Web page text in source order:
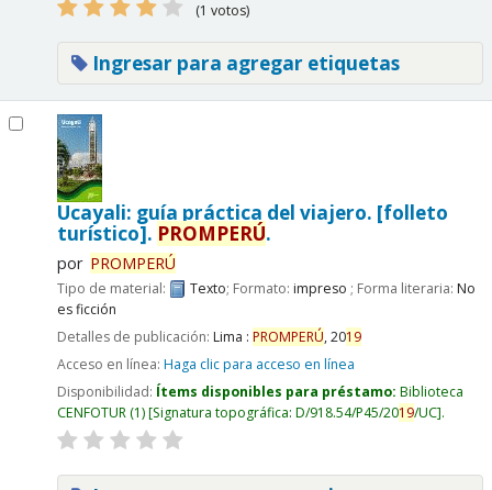
(1 votos)
Ingresar para agregar etiquetas
Ucayali: guía práctica del viajero. [folleto
turístico]. PROMPERÚ.
por PROMPERÚ
Tipo de material: Texto; Formato: impreso ; Forma literaria: No
es ficción
Detalles de publicación: Lima : PROMPERÚ,2019
Acceso en línea: Haga clic para acceso en línea
Disponibilidad: Ítems disponibles para préstamo: Biblioteca
CENFOTUR(1) Signatura topográfica: D/918.54/P45/2019/UC .